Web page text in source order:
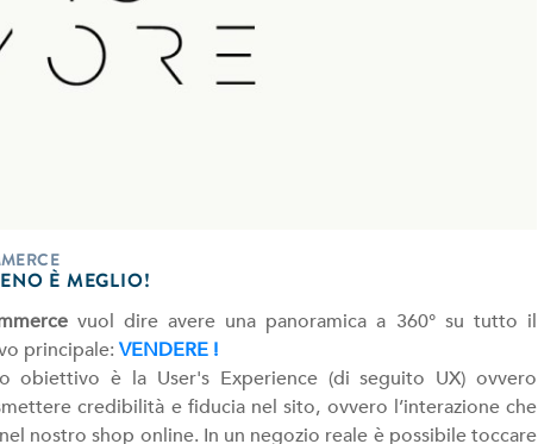
È MEGLIO!
vuol dire avere una panoramica a 360° su tutto il
principale: VENDERE !
obiettivo è la User's Experience (di seguito UX) ovvero
credibilità e fiducia nel sito, ovvero l’interazione che
nostro shop online. In un negozio reale è possibile toccare